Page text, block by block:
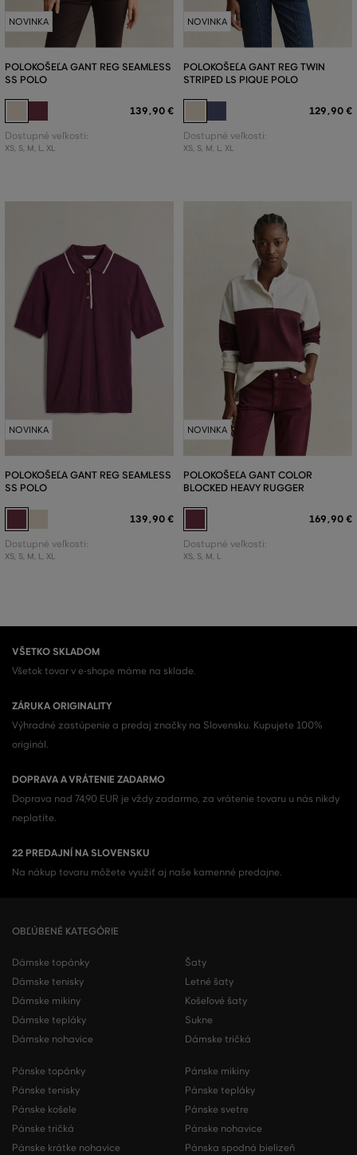
NOVINKA
POLOKOŠEĽA GANT REG SEAMLESS
SS POLO
139,90 €
Dostupné veľkosti:
XS, S, M L XL
NOVINKA
POLOKOŠEĽA GANT REG TWIN
STRIPED LS PIQUE POLO
129,90 €
Dostupné veľkosti:
XS, S, M L XL
NOVINKA
POLOKOŠEĽA GANT REG SEAMLESS
SS POLO
139,90 €
Dostupné veľkosti:
XS, S, M, L, XL
NOVINKA
POLOKOŠEĽA GANT COLOR
BLOCKED HEAVY RUGGER
169,90 €
Dostupné veľkosti:
XS, S, M, L
VŠETKO SKLADOM
Všetok tovar v e-shope máme na sklade.
ZÁRUKA ORIGINALITY
Výhradné zastúpenie a predaj značky na Slovensku. Kupujete 100%
originál.
DOPRAVA A VRÁTENIE ZADARMO
Doprava nad 74,90 EUR je vždy zadarmo, za vrátenie tovaru u nás nikdy
neplatíte.
22 PREDAJNÍ NA SLOVENSKU
Na nákup tovaru môžete využiť aj naše kamenné predajne.
OBĽÚBENÉ KATEGÓRIE
Dámske topánky
Dámske tenisky
Dámske mikiny
Dámske tepláky
Dámske nohavice
Šaty
Letné šaty
Košeľové šaty
Sukne
Dámske tričká
Pánske topánky
Pánske tenisky
Pánske košele
Pánske tričká
Pánske krátke nohavice
Pánske mikiny
Pánske tepláky
Pánske svetre
Pánske nohavice
Pánska spodná bielizeň